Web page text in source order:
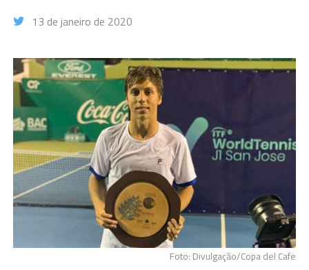
13 de janeiro de 2020
Foto: Divulgação/Copa del Cafe